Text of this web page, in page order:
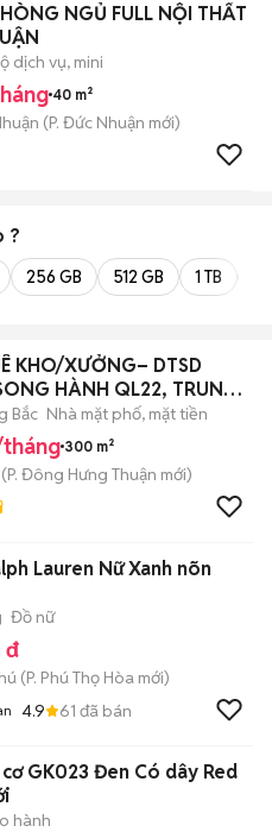
NGỦ FULL NỘI THẤT
dịch vụ, mini
40 m²
(P. Đức Nhuận mới)
?
256 GB 512 GB 1 TB
KHO/XƯỞNG– DTSD
HÀNH QL22, TRUNG
Bắc Nhà mặt phố, mặt tiền
300 m²
(P. Đông Hưng Thuận mới)
Lauren Nữ Xanh nõn
Đồ nữ
đ
(P. Phú Thọ Hòa mới)
4.9 61 đã bán
GK023 Đen Có dây Red
hành